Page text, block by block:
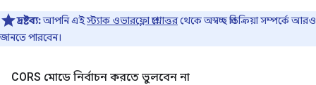
দ্রষ্টব্য:আপনি এইস্ট্যাক ওভারফ্লো প্রশ্নোত্তরথেকে অস্বচ্ছ প্রতিক্রিয়া সম্পর্কে আরও
জানতে পারবেন।
CORS মোডে নির্বাচন করতে ভুলবেন না